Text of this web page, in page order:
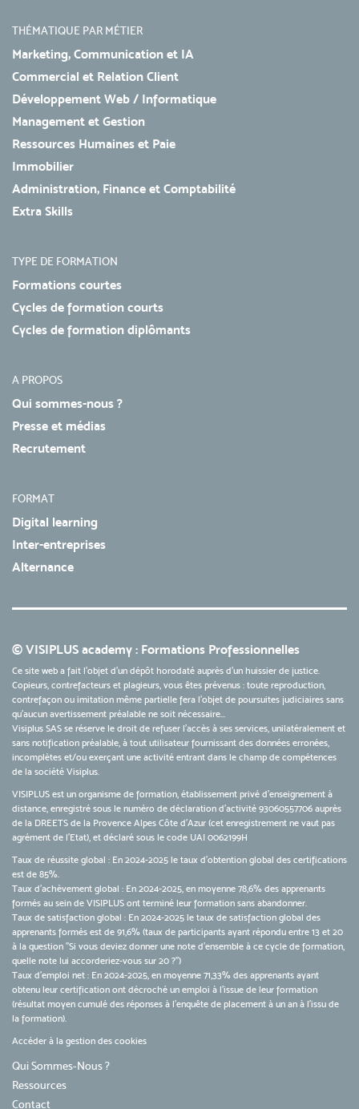
THÉMATIQUE PAR MÉTIER
Marketing, Communication et IA
Commercial et Relation Client
Développement Web / Informatique
Management et Gestion
Ressources Humaines et Paie
Immobilier
Administration, Finance et Comptabilité
Extra Skills
TYPE DE FORMATION
Formations courtes
Cycles de formation courts
Cycles de formation diplômants
A PROPOS
Qui sommes-nous ?
Presse et médias
Recrutement
FORMAT
Digital learning
Inter-entreprises
Alternance
© VISIPLUS academy : Formations Professionnelles
Ce site web a fait l'objet d'un dépôt horodaté auprès d'un huissier de justice.
Copieurs, contrefacteurs et plagieurs, vous êtes prévenus : toute reproduction,
contrefaçon ou imitation même partielle fera l'objet de poursuites judiciaires sans
qu’aucun avertissement préalable ne soit nécessaire...
Visiplus SAS se réserve le droit de refuser l'accès à ses services, unilatéralement et
sans notification préalable, à tout utilisateur fournissant des données erronées,
incomplètes et/ou exerçant une activité entrant dans le champ de compétences
de la société Visiplus.
VISIPLUS est un organisme de formation, établissement privé d’enseignement à
distance, enregistré sous le numéro de déclaration d’activité 93060557706 auprès
de la DREETS de la Provence Alpes Côte d’Azur (cet enregistrement ne vaut pas
agrément de l’Etat), et déclaré sous le code UAI 0062199H
Taux de réussite global : En 2024-2025 le taux d'obtention global des certifications
est de 85%.
Taux d’achèvement global : En 2024-2025, en moyenne 78,6% des apprenants
formés au sein de VISIPLUS ont terminé leur formation sans abandonner.
Taux de satisfaction global : En 2024-2025 le taux de satisfaction global des
apprenants formés est de 91,6% (taux de participants ayant répondu entre 13 et 20
à la question "Si vous deviez donner une note d’ensemble à ce cycle de formation,
quelle note lui accorderiez-vous sur 20 ?")
Taux d’emploi net : En 2024-2025, en moyenne 71,33% des apprenants ayant
obtenu leur certification ont décroché un emploi à l'issue de leur formation
(résultat moyen cumulé des réponses à l'enquête de placement à un an à l'issu de
la formation).
Accéder à la gestion des cookies
Qui Sommes-Nous ?
Ressources
Contact